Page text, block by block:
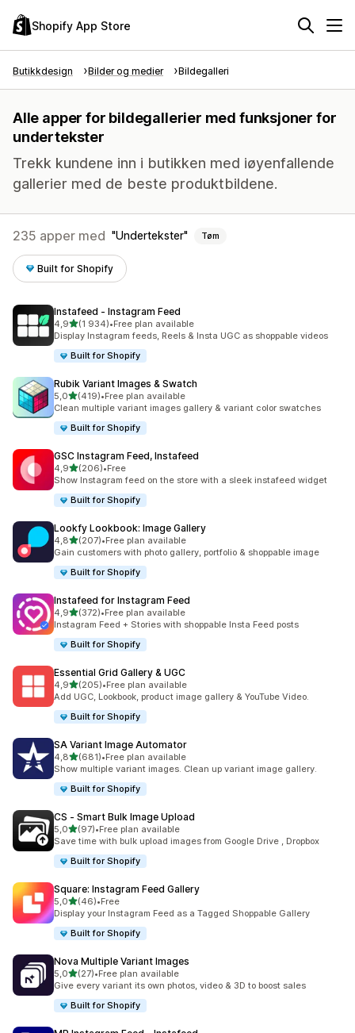
Shopify App Store
Butikkdesign Bilder og medier Bildegalleri
Alle apper for bildegallerier med funksjoner for
undertekster
Trekk kundene inn i butikken med iøyenfallende
gallerier med de beste produktbildene.
235 apper med Undertekster Tøm
Built for Shopify
Instafeed ‑ Instagram Feed
4,9av 5 stjerner
(1 934)
Totalt 1934 omtaler
•Free plan available
Display Instagram feeds, Reels & Insta UGC as shoppable videos
Built for Shopify
Rubik Variant Images & Swatch
5,0av 5 stjerner
(419)
Totalt 419 omtaler
•Free plan available
Clean multiple variant images gallery & variant color swatches
Built for Shopify
GSC Instagram Feed, Instafeed
4,9av 5 stjerner
(206)
Totalt 206 omtaler
•Free
Show Instagram feed on the store with a sleek instafeed widget
Built for Shopify
Lookfy Lookbook: Image Gallery
4,8av 5 stjerner
(207)
Totalt 207 omtaler
•Free plan available
Gain customers with photo gallery, portfolio & shoppable image
Built for Shopify
Instafeed for Instagram Feed
4,9av 5 stjerner
(372)
Totalt 372 omtaler
•Free plan available
Instagram Feed + Stories with shoppable Insta Feed posts
Built for Shopify
Essential Grid Gallery & UGC
4,9av 5 stjerner
(205)
Totalt 205 omtaler
•Free plan available
Add UGC, Lookbook, product image gallery & YouTube Video.
Built for Shopify
SA Variant Image Automator
4,8av 5 stjerner
(681)
Totalt 681 omtaler
•Free plan available
Show multiple variant images. Clean up variant image gallery.
Built for Shopify
CS ‑ Smart Bulk Image Upload
5,0av 5 stjerner
(97)
Totalt 97 omtaler
•Free plan available
Save time with bulk upload images from Google Drive , Dropbox
Built for Shopify
Square: Instagram Feed Gallery
5,0av 5 stjerner
(46)
Totalt 46 omtaler
•Free
Display your Instagram Feed as a Tagged Shoppable Gallery
Built for Shopify
Nova Multiple Variant Images
5,0av 5 stjerner
(27)
Totalt 27 omtaler
•Free plan available
Give every variant its own photos, video & 3D to boost sales
Built for Shopify